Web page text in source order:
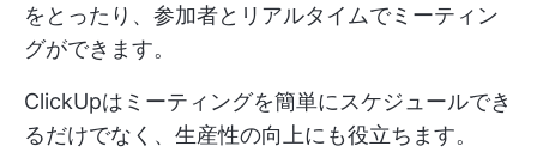
をとったり、参加者とリアルタイムでミーティン
グができます。
ClickUpはミーティングを簡単にスケジュールでき
るだけでなく、生産性の向上にも役立ちます。